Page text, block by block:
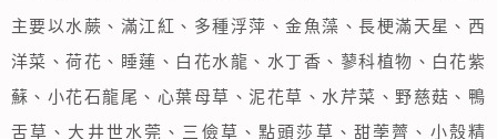
主要以水蕨、滿江紅、多種浮萍、金魚藻、長梗滿天星、西
洋菜、荷花、睡蓮、白花水龍、水丁香、蓼科植物、白花紫
蘇、小花石龍尾、心葉母草、泥花草、水芹菜、野慈菇、鴨
舌草、大井世水莞、三儉草、點頭莎草、甜荸薺、小殼精